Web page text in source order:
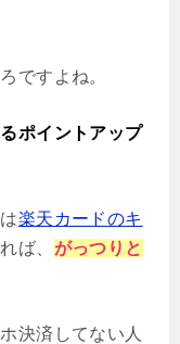
ですよね。
ポイントアップ
楽天カードのキ
ば、 がっつりと
決済してない人